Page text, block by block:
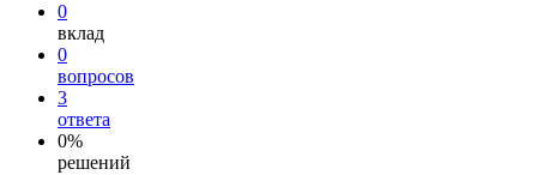
0
вклад
0
вопросов
3
ответа
0%
решений